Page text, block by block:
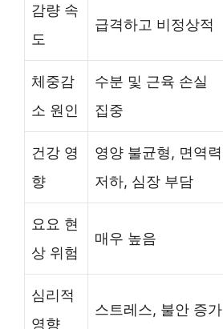
감량 속
도
급격하고 비정상적
체중감
소 원인
수분 및 근육 손실
집중
건강 영
향
영양 불균형, 면역력
저하, 심장 부담
요요 현
상 위험
매우 높음
심리적
영향
스트레스, 불안 증가